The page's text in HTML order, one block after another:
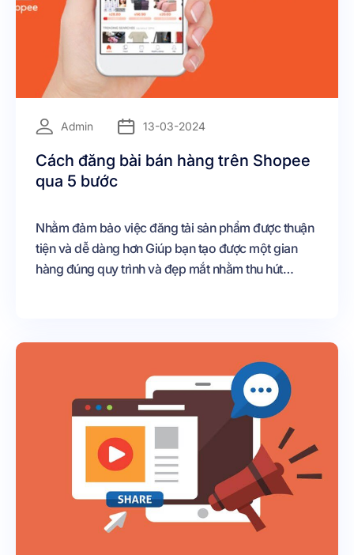
Admin 13-03-2024
Cách đăng bài bán hàng trên Shopee
qua 5 bước
Nhằm đảm bảo việc đăng tải sản phẩm được thuận
tiện và dễ dàng hơn Giúp bạn tạo được một gian
hàng đúng quy trình và đẹp mắt nhằm thu hút